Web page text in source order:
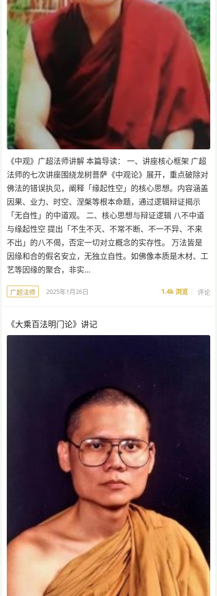
《中观》广超法师讲解 本篇导读： 一、讲座核心框架 广超
法师的七次讲座围绕龙树菩萨《中观论》展开，重点破除对
佛法的错误执见，阐释「缘起性空」的核心思想。内容涵盖
因果、业力、时空、涅槃等根本命题，通过逻辑辩证揭示
「无自性」的中道观。 二、核心思想与辩证逻辑 八不中道
与缘起性空 提出「不生不灭、不常不断、不一不异、不来
不出」的八不偈，否定一切对立概念的实存性。 万法皆是
因缘和合的假名安立，无独立自性。如佛像本质是木材、工
艺等因缘的聚合，非实…
广超法师 2025年1月26日 1.4k浏览 评论
《大乘百法明门论》讲记